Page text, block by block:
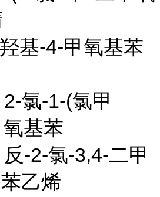
基-4-甲氧基苯
氯-1-(氯甲
基苯
-2-氯-3,4-二甲
乙烯